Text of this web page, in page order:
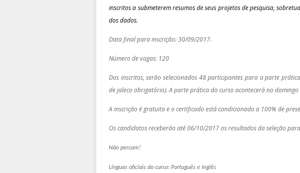
inscritos a submeterem resumos de seus projetos de pesquisa,
dos dados.
Data final para inscrição: 30/09/2017.
Número de vagas: 120
Dos inscritos, serão selecionados 48 participantes para a parte
de jaleco obrigatório). A parte prática do curso acontecerá no
A inscrição é gratuita e o certificado está condicionado a 100% de
Os candidatos receberão até 06/10/2017 os resultados da seleção
Não percam!
Línguas oficiais do curso: Português e Inglês